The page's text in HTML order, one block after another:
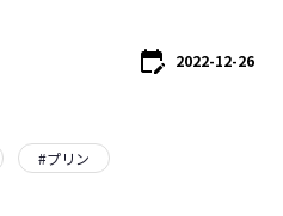
山梨エリア
2022-12-26
#プリン